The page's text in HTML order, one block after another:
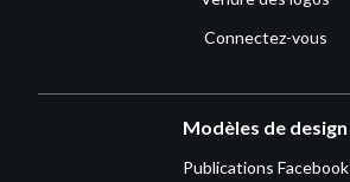
Connectez-vous
Modèles de design
Publications Facebook